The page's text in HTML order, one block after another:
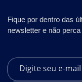
Fique por dentro das
newsletter e não